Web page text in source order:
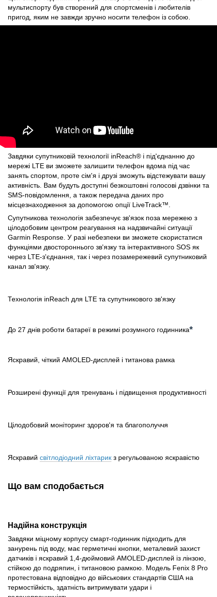
мультиспорту був створений для спортсменів і любителів
пригод, яким не завжди зручно носити телефон із собою.
Завдяки супутниковій технології inReach® і під'єднанню до
мережі LTE ви зможете залишити телефон вдома під час
занять спортом, проте сім'я і друзі зможуть відстежувати вашу
активність. Вам будуть доступні безкоштовні голосові дзвінки та
SMS-повідомлення, а також передача даних про
місцезнаходження за допомогою опції LiveTrack™.
Супутникова технологія забезпечує зв'язок поза мережею з
цілодобовим центром реагування на надзвичайні ситуації
Garmin Response. У разі небезпеки ви зможете скористатися
функціями двостороннього зв'язку та інтерактивного SOS як
через LTE-з'єднання, так і через позамережевий супутниковий
канал зв'язку.
Технологія inReach для LTE та супутникового зв'язку
До 27 днів роботи батареї в режимі розумного годинника*
Яскравий, чіткий AMOLED-дисплей і титанова рамка
Розширені функції для тренувань і підвищення продуктивності
Цілодобовий моніторинг здоров'я та благополуччя
Яскравий світлодіодний ліхтарик з регульованою яскравістю
Що вам сподобається
Надійна конструкція
Завдяки міцному корпусу смарт-годинник підходить для
занурень під воду, має герметичні кнопки, металевий захист
датчиків і яскравий 1,4-дюймовий AMOLED-дисплей із лінзою,
стійкою до подряпин, і титановою рамкою. Модель Fenix 8 Pro
протестована відповідно до військових стандартів США на
термостійкість, здатність витримувати удари і